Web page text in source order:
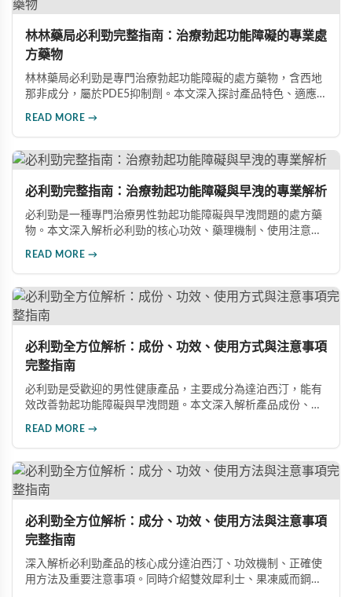
林林藥局必利勁完整指南：治療勃起功能障礙的專業處
方藥物
林林藥局必利勁是專門治療勃起功能障礙的處方藥物，含西地
那非成分，屬於PDE5抑制劑。本文深入探討產品特色、適應
事項。
READ MORE →
必利勁完整指南：治療勃起功能障礙與早洩的專業解析
必利勁是一種專門治療男性勃起功能障礙與早洩問題的處方藥
物。本文深入解析必利勁的核心功效、藥理機制、使用注意事
READ MORE →
必利勁全方位解析：成份、功效、使用方式與注意事項
完整指南
必利勁是受歡迎的男性健康產品，主要成分為達泊西汀，能有
效改善勃起功能障礙與早洩問題。本文深入解析產品成份、功
READ MORE →
必利勁全方位解析：成分、功效、使用方法與注意事項
完整指南
深入解析必利勁產品的核心成分達泊西汀、功效機制、正確使
用方法及重要注意事項。同時介紹雙效犀利士、果凍威而鋼雙